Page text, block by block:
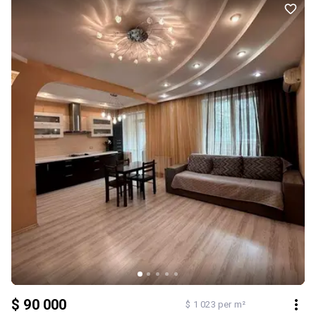
площадкой и отличными подъездными путями. Прекрасная
локация, собственники будут наслаждаться тишиной из окон. В
пешей 2-х минутной близости находится сквер Усачёва, где
можно прекрасно отдохнуть и провести время с детками. Всё
необходимое рядом: парковка, супермаркеты, мелкие магазины,
остановка транспорта, кафе, школы, детские сады, банк, аптека.
Комфорт, пространство и идеальная локация — всё это в одном
предложении! Ещё больше фото на Д.Р. id33345605 Есть
видеообзор! Додатково: Тип будинку: Житловий фонд 2011-2020-
і. Планування: Роздільна. Санвузол: 2 і більше. Система опалення:
Централізоване. Ремонт: Косметичний ремонт. Меблювання: Так.
Мультимедіа: Швидкісний інтернет, Телевізор, Wi-Fi. Комфорт:
Кондиціонер, Балкон, лоджія, Ванна, Ліфт, Підігрів підлоги, Меблі
на кухні, Душова кабіна, Гардероб. Комунікації: Асфальтована
дорога, Центральна каналізація, Електрика, Вивіз відходів, Газ,
Центральний водопровід
$ 90 000 $ 1 023 per m²